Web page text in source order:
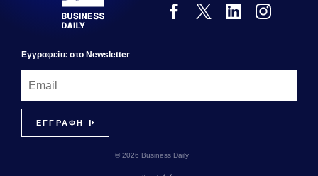
Εγγραφεiτε στο Newsletter
© 2026 Business Daily